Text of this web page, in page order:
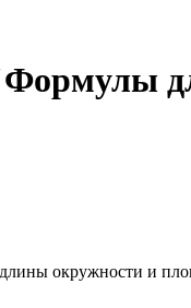
окружности и